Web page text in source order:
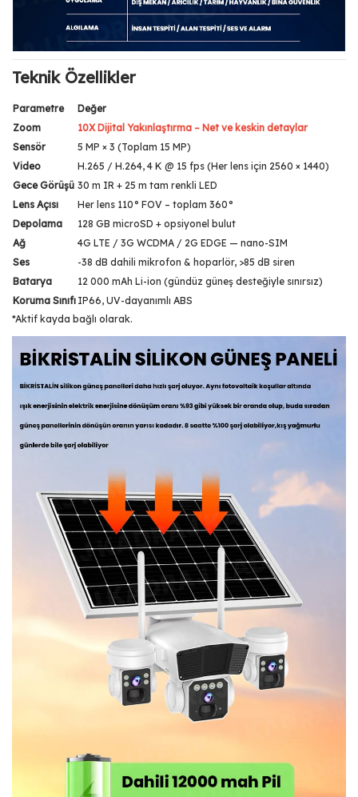
Teknik Özellikler
Parametre
Değer
Zoom
10X Dijital Yakınlaştırma – Net ve keskin detaylar
Sensör
5 MP × 3 (Toplam 15 MP)
Video
H.265 / H.264, 4 K @ 15 fps (Her lens için 2560 × 1440)
Gece Görüşü 30 m IR + 25 m tam renkli LED
Lens Açısı
Her lens 110° FOV – toplam 360°
Depolama
128 GB microSD + opsiyonel bulut
Ağ
4G LTE / 3G WCDMA / 2G EDGE — nano-SIM
Ses
-38 dB dahili mikrofon & hoparlör, >85 dB siren
Batarya
12 000 mAh Li-ion (gündüz güneş desteğiyle sınırsız)
Koruma Sınıfı IP66, UV-dayanımlı ABS
*Aktif kayda bağlı olarak.